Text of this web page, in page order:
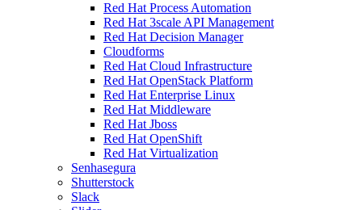
Red Hat Process Automation
Red Hat 3scale API Management
Red Hat Decision Manager
Cloudforms
Red Hat Cloud Infrastructure
Red Hat OpenStack Platform
Red Hat Enterprise Linux
Red Hat Middleware
Red Hat Jboss
Red Hat OpenShift
Red Hat Virtualization
Senhasegura
Shutterstock
Slack